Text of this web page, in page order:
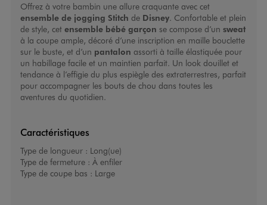
Offrez à votre bambin une allure craquante avec cet
ensemble de jogging Stitch de Disney. Confortable et plein
de style, cet ensemble bébé garçon se compose d’un sweat
à la coupe ample, décoré d’une inscription en maille bouclette
sur le buste, et d’un pantalon assorti à taille élastiquée pour
un habillage facile et un maintien parfait. Un look douillet et
tendance à l’effigie du plus espiègle des extraterrestres, parfait
pour accompagner les bouts de chou dans toutes les
aventures du quotidien.
Caractéristiques
Type de longueur : Long(ue)
Type de fermeture : À enfiler
Type de coupe bas : Large